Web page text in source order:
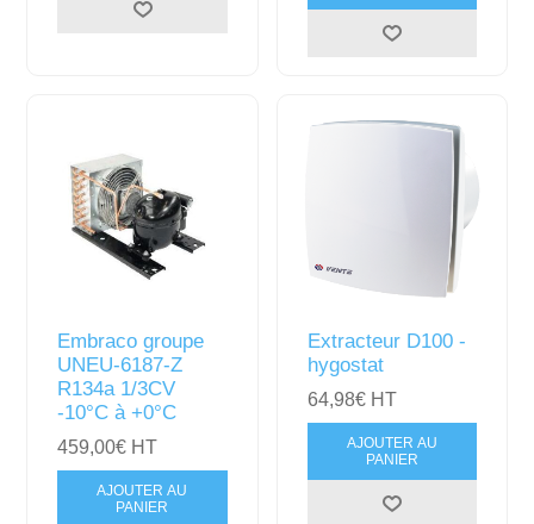
Embraco groupe
UNEU-6187-Z
R134a 1/3CV
-10°C à +0°C
459,00€ HT
AJOUTER AU
PANIER
Extracteur D100 -
hygostat
64,98€ HT
AJOUTER AU
PANIER